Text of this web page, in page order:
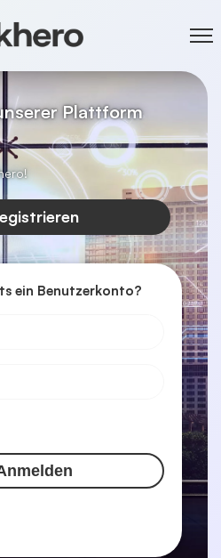
Plattform
ein Benutzerkonto?